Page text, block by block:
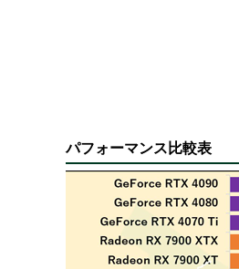
パフォーマンス比較表